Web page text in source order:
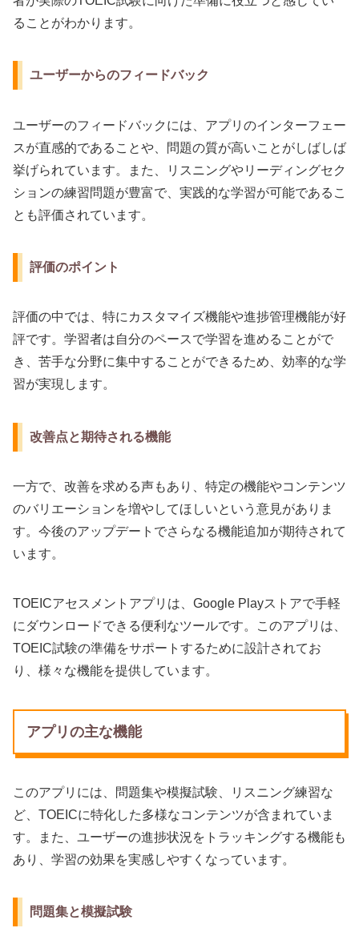
ることがわかります。
ユーザーからのフィードバック
ユーザーのフィードバックには、アプリのインターフェー
スが直感的であることや、問題の質が高いことがしばしば
挙げられています。また、リスニングやリーディングセク
ションの練習問題が豊富で、実践的な学習が可能であるこ
とも評価されています。
評価のポイント
評価の中では、特にカスタマイズ機能や進捗管理機能が好
評です。学習者は自分のペースで学習を進めることがで
き、苦手な分野に集中することができるため、効率的な学
習が実現します。
改善点と期待される機能
一方で、改善を求める声もあり、特定の機能やコンテンツ
のバリエーションを増やしてほしいという意見がありま
す。今後のアップデートでさらなる機能追加が期待されて
います。
TOEICアセスメントアプリは、Google Playストアで手軽
にダウンロードできる便利なツールです。このアプリは、
TOEIC試験の準備をサポートするために設計されてお
り、様々な機能を提供しています。
アプリの主な機能
このアプリには、問題集や模擬試験、リスニング練習な
ど、TOEICに特化した多様なコンテンツが含まれていま
す。また、ユーザーの進捗状況をトラッキングする機能も
あり、学習の効果を実感しやすくなっています。
問題集と模擬試験